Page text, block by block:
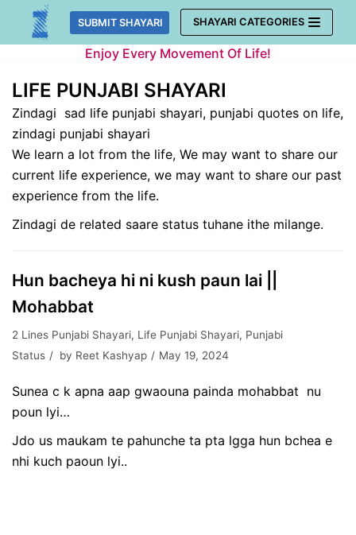
Skip
SUBMIT SHAYARI SHAYARI CATEGORIES
Enjoy Every Movement Of Life!
LIFE PUNJABI SHAYARI
Zindagi sad life punjabi shayari, punjabi quotes on life,
zindagi punjabi shayari
We learn a lot from the life, We may want to share our
current life experience, we may want to share our past
experience from the life.
Zindagi de related saare status tuhane ithe milange.
Hun bacheya hi ni kush paun lai ||
Mohabbat
2 Lines Punjabi Shayari, Life Punjabi Shayari, Punjabi
Status
by Reet Kashyap May 19, 2024
Sunea c k apna aap gwaouna painda mohabbat nu
poun lyi…
Jdo us maukam te pahunche ta pta lgga hun bchea e
nhi kuch paoun lyi..